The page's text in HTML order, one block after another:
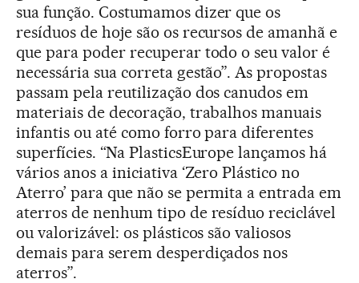
sua função. Costumamos dizer que os
resíduos de hoje são os recursos de amanhã e
que para poder recuperar todo o seu valor é
necessária sua correta gestão”. As propostas
passam pela reutilização dos canudos em
materiais de decoração, trabalhos manuais
infantis ou até como forro para diferentes
superfícies. “Na PlasticsEurope lançamos há
vários anos a iniciativa ‘Zero Plástico no
Aterro’ para que não se permita a entrada em
aterros de nenhum tipo de resíduo reciclável
ou valorizável: os plásticos são valiosos
demais para serem desperdiçados nos
aterros”.